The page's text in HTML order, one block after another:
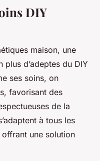
DIY
maison, une
d’adeptes du DIY
ses soins, on
favorisant des
de la
à tous les
une solution